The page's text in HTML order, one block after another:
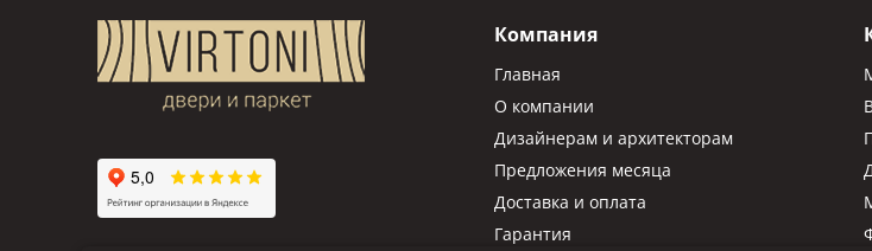
Компания
Главная
О компании
Дизайнерам и архитекторам
Предложения месяца
Доставка и оплата
Гарантия